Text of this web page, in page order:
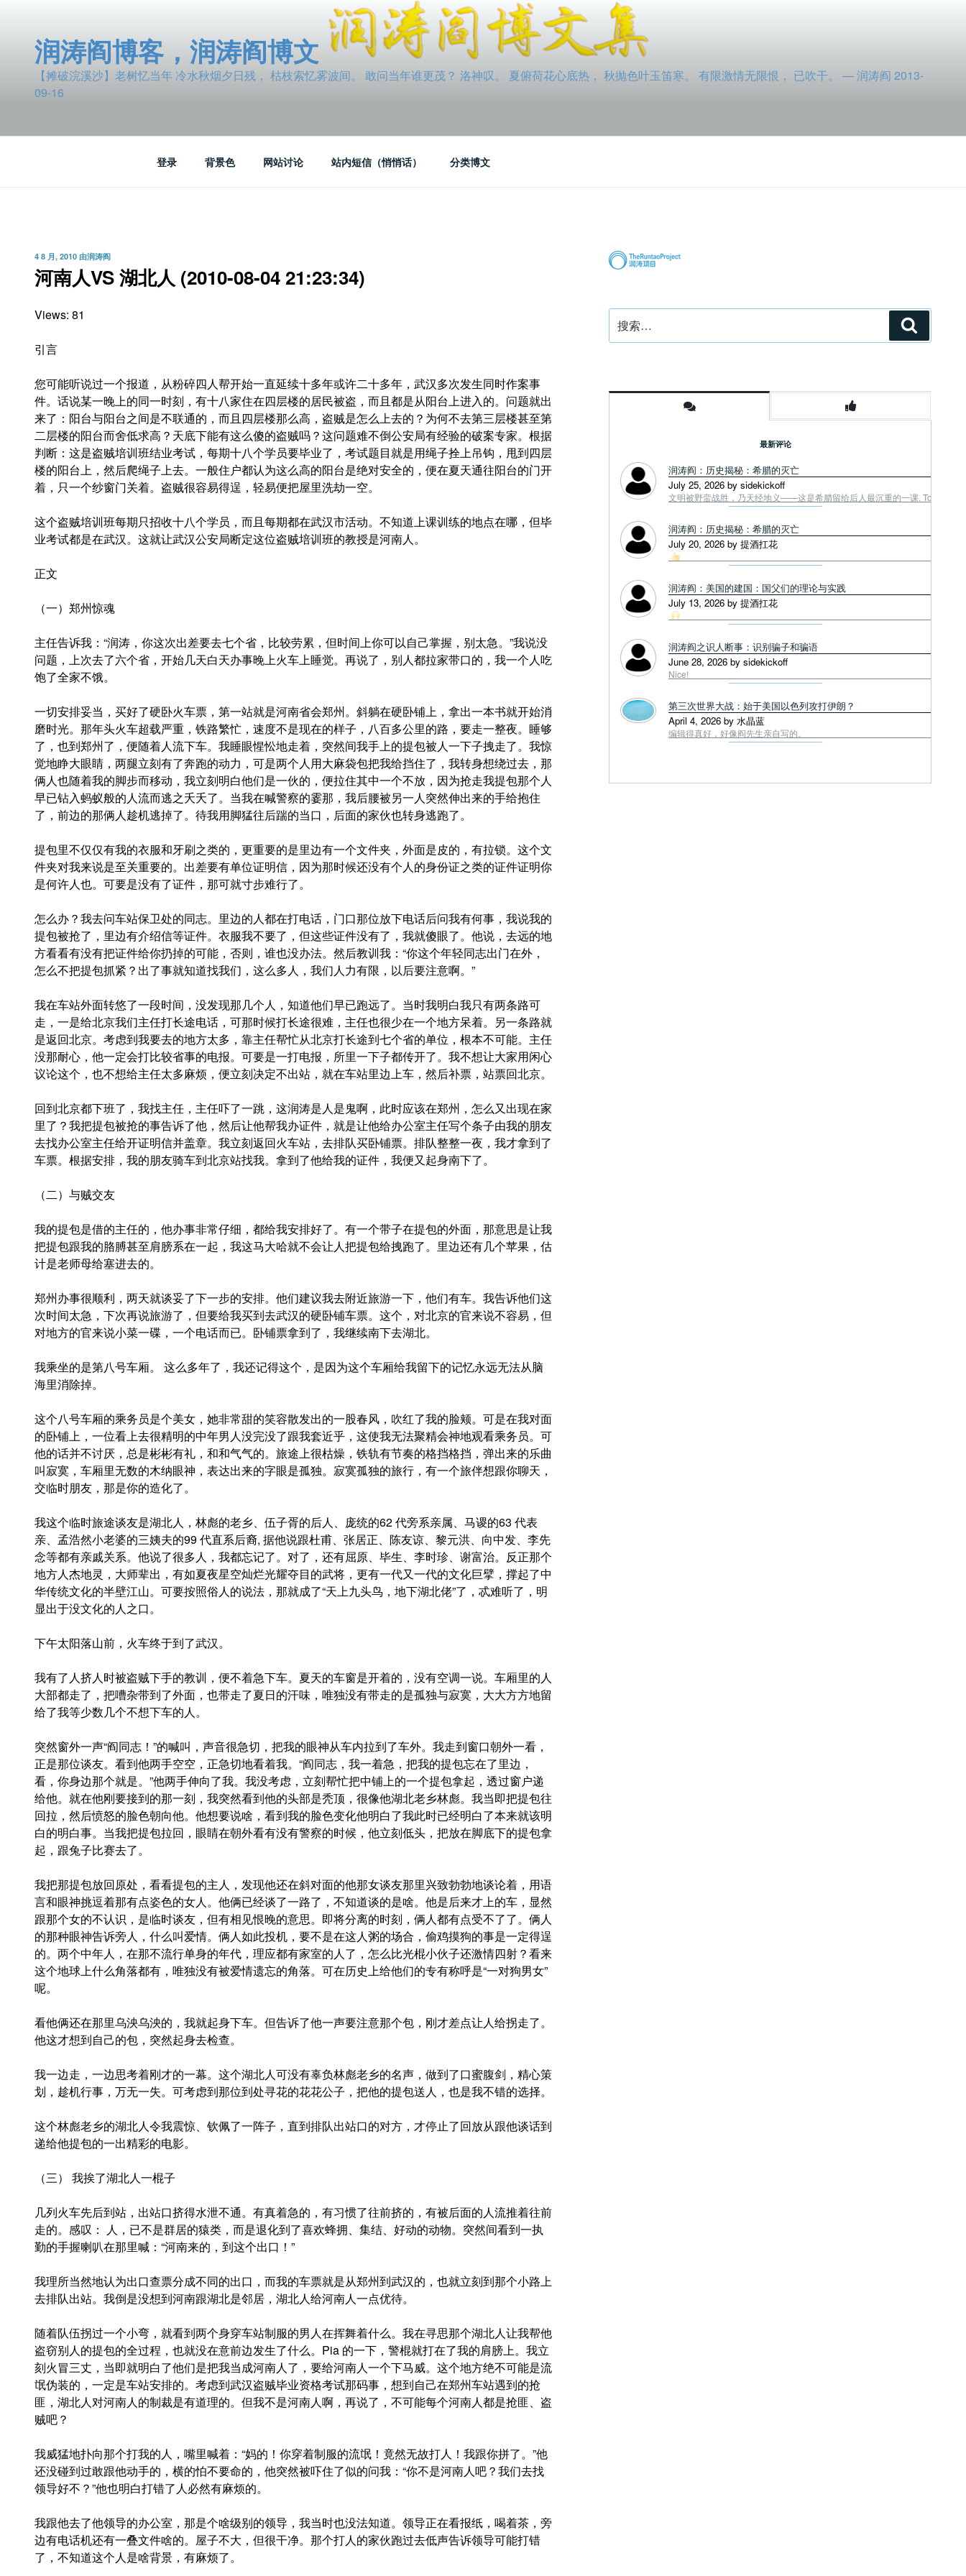
润涛阎博客，润涛阎博文
【摊破浣溪沙】老树忆当年 冷水秋烟夕日残， 枯枝索忆雾波间。 敢问当年谁更茂？ 洛神叹。 夏俯荷花心底热， 秋抛色叶玉笛寒。 有限激情无限恨， 已吹干。 — 润涛阎 2013-
09-16
登录 背景色 网站讨论 站内短信（悄悄话） 分类博文
发
布
于
4 8 月, 2010 由润涛阎
河南人VS 湖北人 (2010-08-04 21:23:34)
Views: 81
引言
您可能听说过一个报道，从粉碎四人帮开始一直延续十多年或许二十多年，武汉多次发生同时作案事
件。话说某一晚上的同一时刻，有十八家住在四层楼的居民被盗，而且都是从阳台上进入的。问题就出
来了：阳台与阳台之间是不联通的，而且四层楼那么高，盗贼是怎么上去的？ 为何不去第三层楼甚至第
二层楼的阳台而舍低求高？天底下能有这么傻的盗贼吗？这问题难不倒公安局有经验的破案专家。根据
判断：这是盗贼培训班结业考试，每期十八个学员要毕业了，考试题目就是用绳子拴上吊钩，甩到四层
楼的阳台上，然后爬绳子上去。一般住户都认为这么高的阳台是绝对安全的，便在夏天通往阳台的门开
着，只一个纱窗门关着。盗贼很容易得逞，轻易便把屋里洗劫一空。
这个盗贼培训班每期只招收十八个学员，而且每期都在武汉市活动。不知道上课训练的地点在哪，但毕
业考试都是在武汉。这就让武汉公安局断定这位盗贼培训班的教授是河南人。
正文
（一）郑州惊魂
主任告诉我：“润涛，你这次出差要去七个省，比较劳累，但时间上你可以自己掌握，别太急。”我说没
问题，上次去了六个省，开始几天白天办事晚上火车上睡觉。再说了，别人都拉家带口的，我一个人吃
饱了全家不饿。
一切安排妥当，买好了硬卧火车票，第一站就是河南省会郑州。斜躺在硬卧铺上，拿出一本书就开始消
磨时光。那年头火车超载严重，铁路繁忙，速度不是现在的样子，八百多公里的路，要走一整夜。睡够
了，也到郑州了，便随着人流下车。我睡眼惺忪地走着，突然间我手上的提包被人一下子拽走了。我惊
觉地睁大眼睛，两腿立刻有了奔跑的动力，可是两个人用大麻袋包把我给挡住了，我转身想绕过去，那
俩人也随着我的脚步而移动，我立刻明白他们是一伙的，便拉住其中一个不放，因为抢走我提包那个人
早已钻入蚂蚁般的人流而逃之夭夭了。当我在喊警察的霎那，我后腰被另一人突然伸出来的手给抱住
了，前边的那俩人趁机逃掉了。待我用脚猛往后踹的当口，后面的家伙也转身逃跑了。
提包里不仅仅有我的衣服和牙刷之类的，更重要的是里边有一个文件夹，外面是皮的，有拉锁。这个文
件夹对我来说是至关重要的。出差要有单位证明信，因为那时候还没有个人的身份证之类的证件证明你
是何许人也。可要是没有了证件，那可就寸步难行了。
怎么办？我去问车站保卫处的同志。里边的人都在打电话，门口那位放下电话后问我有何事，我说我的
提包被抢了，里边有介绍信等证件。衣服我不要了，但这些证件没有了，我就傻眼了。他说，去远的地
方看看有没有把证件给你扔掉的可能，否则，谁也没办法。然后教训我：“你这个年轻同志出门在外，
怎么不把提包抓紧？出了事就知道找我们，这么多人，我们人力有限，以后要注意啊。”
我在车站外面转悠了一段时间，没发现那几个人，知道他们早已跑远了。当时我明白我只有两条路可
走，一是给北京我们主任打长途电话，可那时候打长途很难，主任也很少在一个地方呆着。另一条路就
是返回北京。考虑到我要去的地方太多，靠主任帮忙从北京打长途到七个省的单位，根本不可能。主任
没那耐心，他一定会打比较省事的电报。可要是一打电报，所里一下子都传开了。我不想让大家用闲心
议论这个，也不想给主任太多麻烦，便立刻决定不出站，就在车站里边上车，然后补票，站票回北京。
回到北京都下班了，我找主任，主任吓了一跳，这润涛是人是鬼啊，此时应该在郑州，怎么又出现在家
里了？我把提包被抢的事告诉了他，然后让他帮我办证件，就是让他给办公室主任写个条子由我的朋友
去找办公室主任给开证明信并盖章。我立刻返回火车站，去排队买卧铺票。排队整整一夜，我才拿到了
车票。根据安排，我的朋友骑车到北京站找我。拿到了他给我的证件，我便又起身南下了。
（二）与贼交友
我的提包是借的主任的，他办事非常仔细，都给我安排好了。有一个带子在提包的外面，那意思是让我
把提包跟我的胳膊甚至肩膀系在一起，我这马大哈就不会让人把提包给拽跑了。里边还有几个苹果，估
计是老师母给塞进去的。
郑州办事很顺利，两天就谈妥了下一步的安排。他们建议我去附近旅游一下，他们有车。我告诉他们这
次时间太急，下次再说旅游了，但要给我买到去武汉的硬卧铺车票。这个，对北京的官来说不容易，但
对地方的官来说小菜一碟，一个电话而已。卧铺票拿到了，我继续南下去湖北。
我乘坐的是第八号车厢。 这么多年了，我还记得这个，是因为这个车厢给我留下的记忆永远无法从脑
海里消除掉。
这个八号车厢的乘务员是个美女，她非常甜的笑容散发出的一股春风，吹红了我的脸颊。可是在我对面
的卧铺上，一位看上去很精明的中年男人没完没了跟我套近乎，这使我无法聚精会神地观看乘务员。可
他的话并不讨厌，总是彬彬有礼，和和气气的。旅途上很枯燥，铁轨有节奏的格挡格挡，弹出来的乐曲
叫寂寞，车厢里无数的木纳眼神，表达出来的字眼是孤独。寂寞孤独的旅行，有一个旅伴想跟你聊天，
交临时朋友，那是你的造化了。
我这个临时旅途谈友是湖北人，林彪的老乡、伍子胥的后人、庞统的62 代旁系亲属、马谡的63 代表
亲、孟浩然小老婆的三姨夫的99 代直系后裔, 据他说跟杜甫、张居正、陈友谅、黎元洪、向中发、李先
念等都有亲戚关系。他说了很多人，我都忘记了。对了，还有屈原、毕生、李时珍、谢富治。反正那个
地方人杰地灵，大师辈出，有如夏夜星空灿烂光耀夺目的武将，更有一代又一代的文化巨擘，撑起了中
华传统文化的半壁江山。可要按照俗人的说法，那就成了“天上九头鸟，地下湖北佬”了，忒难听了，明
显出于没文化的人之口。
下午太阳落山前，火车终于到了武汉。
我有了人挤人时被盗贼下手的教训，便不着急下车。夏天的车窗是开着的，没有空调一说。车厢里的人
大部都走了，把嘈杂带到了外面，也带走了夏日的汗味，唯独没有带走的是孤独与寂寞，大大方方地留
给了我等少数几个不想下车的人。
突然窗外一声“阎同志！”的喊叫，声音很急切，把我的眼神从车内拉到了车外。我走到窗口朝外一看，
正是那位谈友。看到他两手空空，正急切地看着我。“阎同志，我一着急，把我的提包忘在了里边，
看，你身边那个就是。”他两手伸向了我。我没考虑，立刻帮忙把中铺上的一个提包拿起，透过窗户递
给他。就在他刚要接到的那一刻，我突然看到他的头部是秃顶，很像他湖北老乡林彪。我当即把提包往
回拉，然后愤怒的脸色朝向他。他想要说啥，看到我的脸色变化他明白了我此时已经明白了本来就该明
白的明白事。当我把提包拉回，眼睛在朝外看有没有警察的时候，他立刻低头，把放在脚底下的提包拿
起，跟兔子比赛去了。
我把那提包放回原处，看看提包的主人，发现他还在斜对面的他那女谈友那里兴致勃勃地谈论着，用语
言和眼神挑逗着那有点姿色的女人。他俩已经谈了一路了，不知道谈的是啥。他是后来才上的车，显然
跟那个女的不认识，是临时谈友，但有相见恨晚的意思。即将分离的时刻，俩人都有点受不了了。俩人
的那种眼神告诉旁人，什么叫爱情。俩人如此投机，要不是在这人粥的场合，偷鸡摸狗的事是一定得逞
的。两个中年人，在那不流行单身的年代，理应都有家室的人了，怎么比光棍小伙子还激情四射？看来
这个地球上什么角落都有，唯独没有被爱情遗忘的角落。可在历史上给他们的专有称呼是“一对狗男女”
呢。
看他俩还在那里乌泱乌泱的，我就起身下车。但告诉了他一声要注意那个包，刚才差点让人给拐走了。
他这才想到自己的包，突然起身去检查。
我一边走，一边思考着刚才的一幕。这个湖北人可没有辜负林彪老乡的名声，做到了口蜜腹剑，精心策
划，趁机行事，万无一失。可考虑到那位到处寻花的花花公子，把他的提包送人，也是我不错的选择。
这个林彪老乡的湖北人令我震惊、钦佩了一阵子，直到排队出站口的对方，才停止了回放从跟他谈话到
递给他提包的一出精彩的电影。
（三） 我挨了湖北人一棍子
几列火车先后到站，出站口挤得水泄不通。有真着急的，有习惯了往前挤的，有被后面的人流推着往前
走的。感叹： 人，已不是群居的猿类，而是退化到了喜欢蜂拥、集结、好动的动物。突然间看到一执
勤的手握喇叭在那里喊：“河南来的，到这个出口！”
我理所当然地认为出口查票分成不同的出口，而我的车票就是从郑州到武汉的，也就立刻到那个小路上
去排队出站。我倒是没想到河南跟湖北是邻居，湖北人给河南人一点优待。
随着队伍拐过一个小弯，就看到两个身穿车站制服的男人在挥舞着什么。我在寻思那个湖北人让我帮他
盗窃别人的提包的全过程，也就没在意前边发生了什么。Pia 的一下，警棍就打在了我的肩膀上。我立
刻火冒三丈，当即就明白了他们是把我当成河南人了，要给河南人一个下马威。这个地方绝不可能是流
氓伪装的，一定是车站安排的。考虑到武汉盗贼毕业资格考试那码事，想到自己在郑州车站遇到的抢
匪，湖北人对河南人的制裁是有道理的。但我不是河南人啊，再说了，不可能每个河南人都是抢匪、盗
贼吧？
我威猛地扑向那个打我的人，嘴里喊着：“妈的！你穿着制服的流氓！竟然无故打人！我跟你拼了。”他
还没碰到过敢跟他动手的，横的怕不要命的，他突然被吓住了似的问我：“你不是河南人吧？我们去找
领导好不？”他也明白打错了人必然有麻烦的。
我跟他去了他领导的办公室，那是个啥级别的领导，我当时也没法知道。领导正在看报纸，喝着茶，旁
边有电话机还有一叠文件啥的。屋子不大，但很干净。那个打人的家伙跑过去低声告诉领导可能打错
了，不知道这个人是啥背景，有麻烦了。
索：
索
最新评论
润涛阎：历史揭秘：希腊的灭亡
July 25, 2026 by sidekickoff
文明被野蛮战胜，乃天经地义——这是希腊留给后人最沉重的一课. Tough
润涛阎：历史揭秘：希腊的灭亡
July 20, 2026 by 提酒扛花
润涛阎：美国的建国：国父们的理论与实践
July 13, 2026 by 提酒扛花
润涛阎之识人断事：识别骗子和骗语
June 28, 2026 by sidekickoff
Nice!
第三次世界大战：始于美国以色列攻打伊朗？
April 4, 2026 by 水晶蓝
编辑得真好，好像阎先生亲自写的。